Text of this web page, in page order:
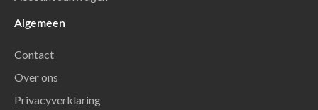
Algemeen
Contact
Over ons
Privacyverklaring